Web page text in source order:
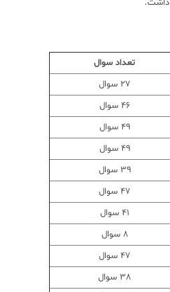
داشت.
تعداد سوال
27 سوال
46 سوال
49 سوال
49 سوال
39 سوال
47 سوال
41 سوال
8 سوال
47 سوال
38 سوال